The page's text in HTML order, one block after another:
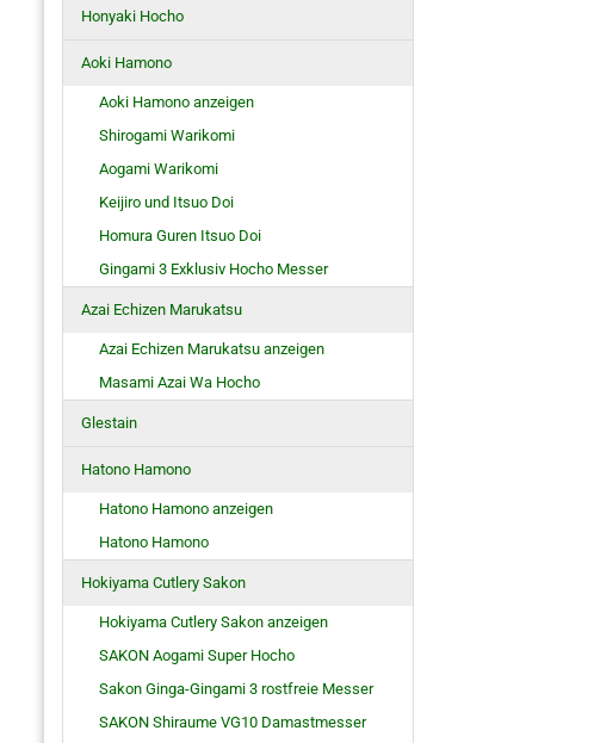
Honyaki Hocho
Aoki Hamono
Aoki Hamono anzeigen
Shirogami Warikomi
Aogami Warikomi
Keijiro und Itsuo Doi
Homura Guren Itsuo Doi
Gingami 3 Exklusiv Hocho Messer
Azai Echizen Marukatsu
Azai Echizen Marukatsu anzeigen
Masami Azai Wa Hocho
Glestain
Hatono Hamono
Hatono Hamono anzeigen
Hatono Hamono
Hokiyama Cutlery Sakon
Hokiyama Cutlery Sakon anzeigen
SAKON Aogami Super Hocho
Sakon Ginga-Gingami 3 rostfreie Messer
SAKON Shiraume VG10 Damastmesser